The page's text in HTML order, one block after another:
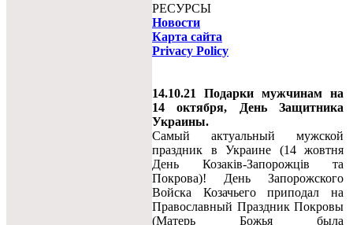
РЕСУРСЫ
Новости
Карта сайта
Privacy Policy
14.10.21 Подарки мужчинам на
14 октября, День Защитника
Украины.
Самый актуальный мужской
праздник в Украине (14 жовтня
День Козаків-Запорожців та
Покрова)! День Запорожского
Войска Козачьего приподал на
Православный Праздник Покровы
(Матерь Божья была